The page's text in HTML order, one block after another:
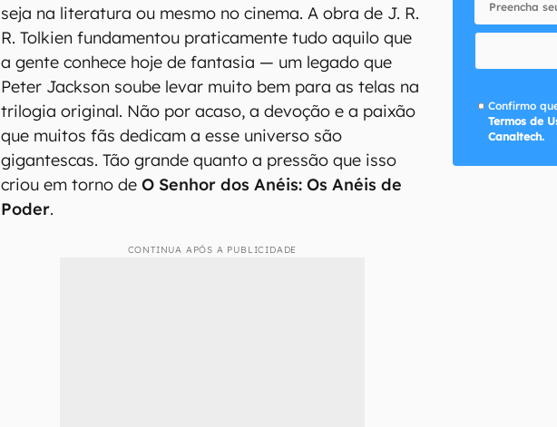
seja na literatura ou mesmo no cinema. A obra de J. R.
R. Tolkien fundamentou praticamente tudo aquilo que
a gente conhece hoje de fantasia — um legado que
Peter Jackson soube levar muito bem para as telas na
trilogia original. Não por acaso, a devoção e a paixão
que muitos fãs dedicam a esse universo são
gigantescas. Tão grande quanto a pressão que isso
criou em torno deO Senhor dos Anéis: Os Anéis de
Poder.
CONTINUA APÓS A PUBLICIDADE
Confirmo
Termos de
Canaltech.